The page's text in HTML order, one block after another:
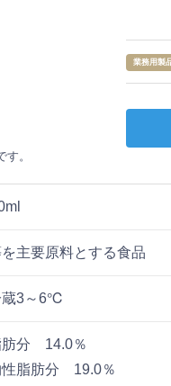
。
業務用製
主要原料とする食品
蔵3～6℃
肪分 14.0％
性脂肪分 19.0％